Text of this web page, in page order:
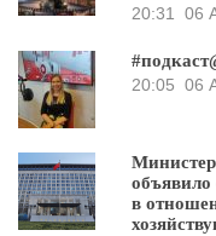
20:31
06
20:05 06
в